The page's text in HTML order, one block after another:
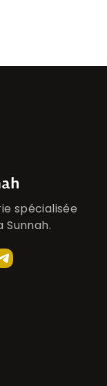
spécialisée